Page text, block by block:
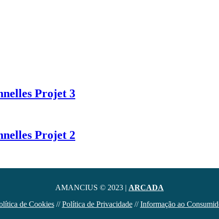
Projet 3
Projet 2
AMANCIUS © 2023 | ARCADA
de Cookies//Política de Privacidade//Informação ao